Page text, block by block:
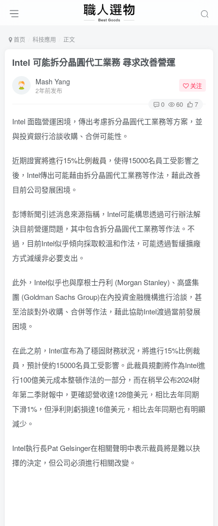
首页 科技應用 正文
Intel 可能拆分晶圓代工業務 尋求改善營運
Mash Yang
2年前发布
关注
0 60 7
Intel 面臨營運困境，傳出考慮拆分晶圓代工業務等方案，並
與投資銀行洽談收購、合併可能性。
近期證實將進行15%比例裁員 ，使得15000名員工受影響之
後，Intel傳出可能藉由拆分晶圓代工業務等作法，藉此改善
目前公司發展困境。
彭博新聞引述消息來源指稱 ，Intel可能構思透過可行辦法解
決目前營運問題，其中包含拆分晶圓代工業務等作法。不
過，目前Intel似乎傾向採取較溫和作法，可能透過暫緩擴廠
方式減緩非必要支出。
此外，Intel似乎也與摩根士丹利 (Morgan Stanley)、高盛集
團 (Goldman Sachs Group)在內投資金融機構進行洽談，甚
至洽談對外收購、合併等作法，藉此協助Intel渡過當前發展
困境。
在此之前，Intel宣布為了穩固財務狀況，將進行15%比例裁
員，預計使約15000名員工受影響。此裁員規劃將作為Intel進
行100億美元成本整頓作法的一部分，而在稍早公布2024財
年第二季財報中，更確認營收達128億美元，相比去年同期
下滑1%，但淨利則虧損達16億美元，相比去年同期也有明顯
減少。
Intel執行長Pat Gelsinger在相關聲明中表示裁員將是難以抉
擇的決定，但公司必須進行相關改變。